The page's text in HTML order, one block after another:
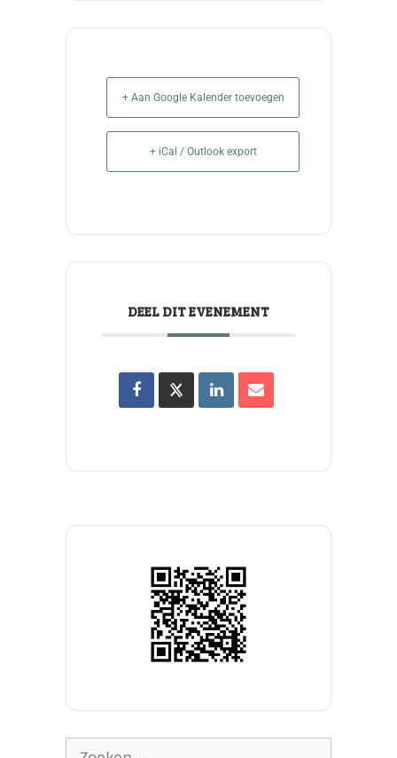
+ Aan Google Kalender toevoegen
+ iCal / Outlook export
DEEL DIT EVENEMENT